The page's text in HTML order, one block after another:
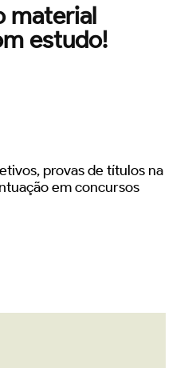
material
estudo!
provas de títulos na
em concursos